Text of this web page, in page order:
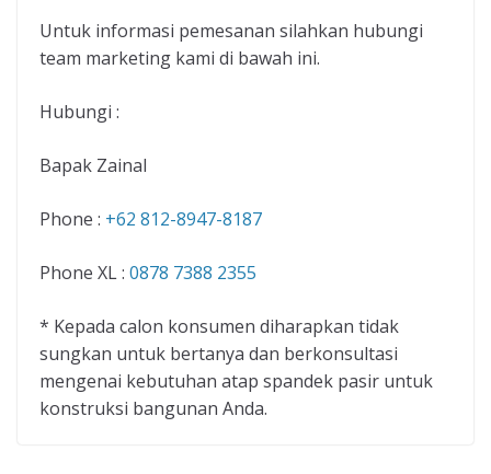
Untuk informasi pemesanan silahkan hubungi
team marketing kami di bawah ini.
Hubungi :
Bapak Zainal
Phone : +62 812-8947-8187
Phone XL : 0878 7388 2355
* Kepada calon konsumen diharapkan tidak
sungkan untuk bertanya dan berkonsultasi
mengenai kebutuhan atap spandek pasir untuk
konstruksi bangunan Anda.